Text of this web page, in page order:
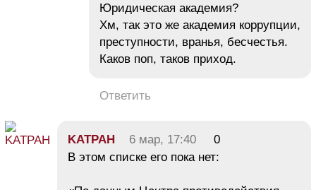
Юридическая академия?
Хм, так это же академия коррупции,
преступности, вранья, бесчестья.
Каков поп, таков приход.
Ответить
KATPAH 6 мар, 17:40
0
В этом списке его пока нет: